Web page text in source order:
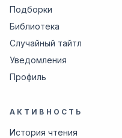
Подборки
Библиотека
Случайный тайтл
Уведомления
Профиль
АКТИВНОСТЬ
История чтения